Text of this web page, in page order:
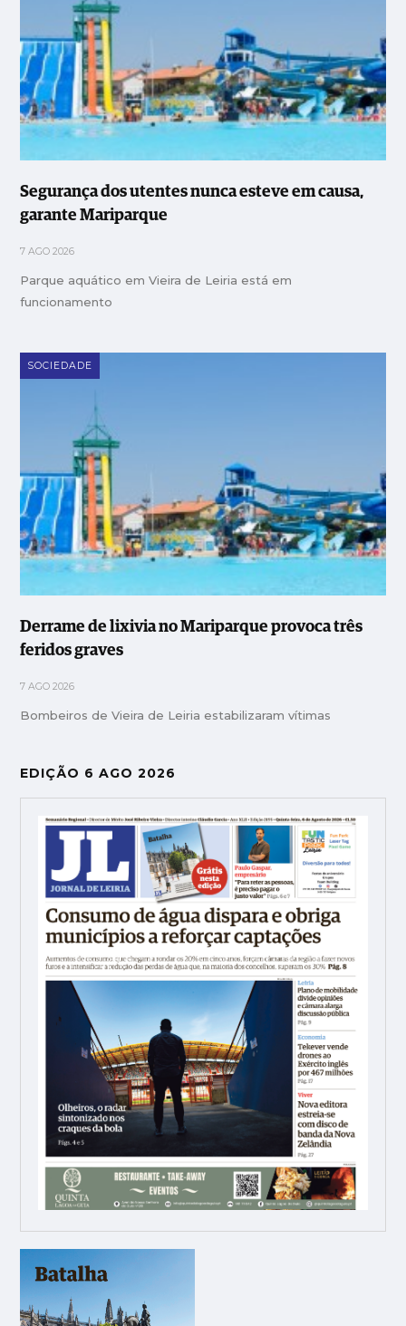
Segurança dos utentes nunca esteve em causa,
garante Mariparque
7 AGO 2026
Parque aquático em Vieira de Leiria está em
funcionamento
SOCIEDADE
Derrame de lixivia no Mariparque provoca três
feridos graves
7 AGO 2026
Bombeiros de Vieira de Leiria estabilizaram vítimas
EDIÇÃO 6 AGO 2026